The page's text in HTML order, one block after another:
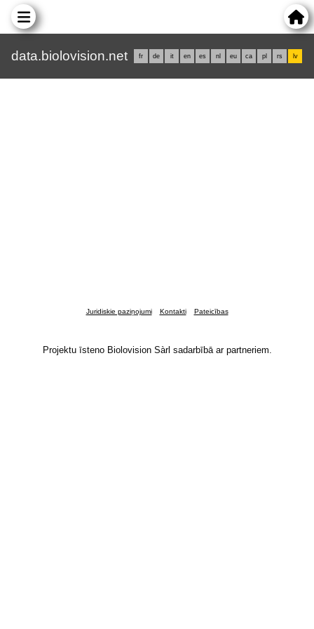
data.biolovision.net fr de it en es nl eu ca pl rs lv
Juridiskie paziņojumi Kontakti Pateicības
Projektu īsteno Biolovision Sàrl sadarbībā ar partneriem.